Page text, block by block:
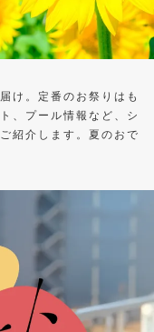
け。定番のお祭りはも
、プール情報など、シ
紹介します。夏のおで